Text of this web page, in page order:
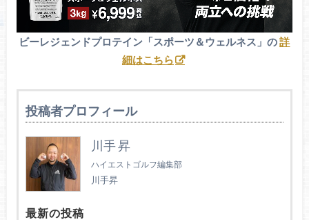
ビーレジェンドプロテイン「スポーツ＆ウェルネス」の詳
細はこちら
投稿者プロフィール
川手 昇
ハイエストゴルフ編集部
川手昇
最新の投稿